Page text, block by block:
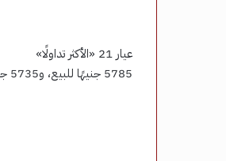
عيار 21 «الأكثر تداولًا»
5785 جنيهًا للبيع، و5735 جنيهًا للشراء، بدون مصنعية.